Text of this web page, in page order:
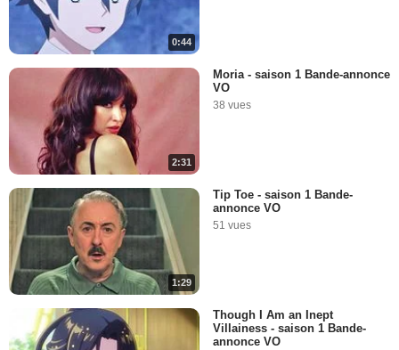
0:44
2:31
Moria - saison 1 Bande-annonce
VO
38 vues
1:29
Tip Toe - saison 1 Bande-
annonce VO
51 vues
Though I Am an Inept
Villainess - saison 1 Bande-
annonce VO